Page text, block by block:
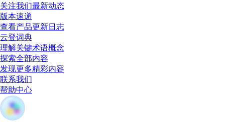
关注我们最新动态
版本速递
查看产品更新日志
云登词典
理解关键术语概念
探索全部内容
发现更多精彩内容
联系我们
帮助中心